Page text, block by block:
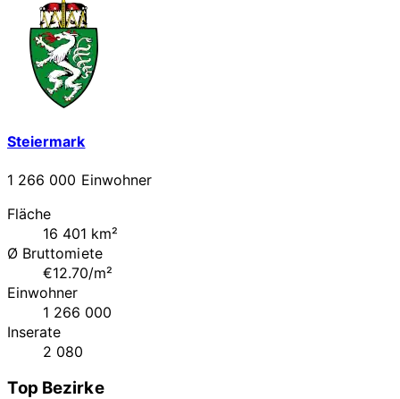
Steiermark
1 266 000 Einwohner
Fläche
16 401 km²
Ø Bruttomiete
€12.70/m²
Einwohner
1 266 000
Inserate
2 080
Top Bezirke